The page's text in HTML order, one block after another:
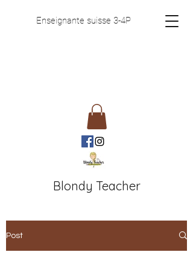
Enseignante suisse 3-4P
Blondy Teacher
Post